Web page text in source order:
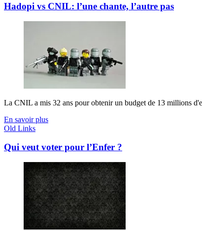
Hadopi vs CNIL: l’une chante, l’autre pas
La CNIL a mis 32 ans pour obtenir un budget de 13 millions
En savoir plus
Old Links
Qui veut voter pour l’Enfer ?